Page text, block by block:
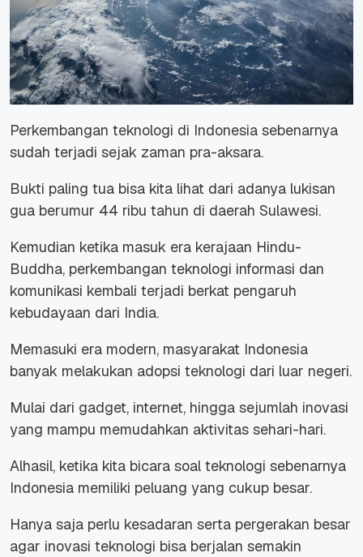
Perkembangan teknologi di Indonesia sebenarnya
sudah terjadi sejak zaman pra-aksara.
Bukti paling tua bisa kita lihat dari adanya lukisan
gua berumur 44 ribu tahun di daerah Sulawesi.
Kemudian ketika masuk era kerajaan Hindu-
Buddha, perkembangan teknologi informasi dan
komunikasi kembali terjadi berkat pengaruh
kebudayaan dari India.
Memasuki era modern, masyarakat Indonesia
banyak melakukan adopsi teknologi dari luar negeri.
Mulai dari gadget, internet, hingga sejumlah inovasi
yang mampu memudahkan aktivitas sehari-hari.
Alhasil, ketika kita bicara soal teknologi sebenarnya
Indonesia memiliki peluang yang cukup besar.
Hanya saja perlu kesadaran serta pergerakan besar
agar inovasi teknologi bisa berjalan semakin